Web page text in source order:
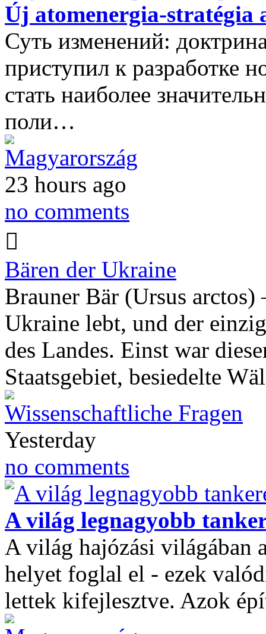
Új atomenergia-stratégia
Суть изменений:
приступил к разработке
стать наиболее
поли…
Magyarország
23 hours ago
no comments
Bären der Ukraine
Brauner Bär (Ursus
Ukraine lebt, und der
des Landes. Einst war
Staatsgebiet, besiedelte
Wissenschaftliche Fragen
Yesterday
no comments
A világ legnagyobb
A világ hajózási világában
helyet foglal el - ezek
lettek kifejlesztve. Azok